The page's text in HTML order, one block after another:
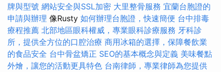
牌與型號 網站安全與SSL加密 大里整骨服務 宜蘭台胞證的
申請與辦理 像Rusty 如何辦理台胞證，快速簡便 台中排毒
療程推薦 北部地區眼科權威，專業眼科診療服務 牙科診
所，提供全方位的口腔治療 商用冰箱的選擇，保障餐飲業
的食品安全 台中骨盆矯正 SEO的基本概念與定義 美味餐點
外燴，讓您的活動更具特色 台南律師，專業律師為您提供